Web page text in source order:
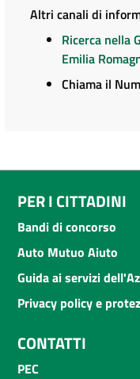
Altri canali di
Ricerca nella
Emilia
Chiama il
PER I CITTADINI
Bandi di concorso
Auto Mutuo Aiuto
Guida ai servizi
Privacy policy e
CONTATTI
PEC